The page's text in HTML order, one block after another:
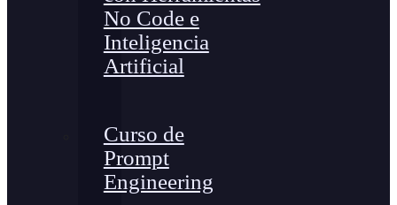
No Code e
Inteligencia
Artificial
Curso de
Prompt
Engineering